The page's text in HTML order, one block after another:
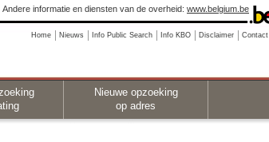
Andere informatie en diensten van de overheid: www.belgium.be
Home Nieuws Info Public Search Info KBO Disclaimer Contact
Nieuwe opzoeking
op adres